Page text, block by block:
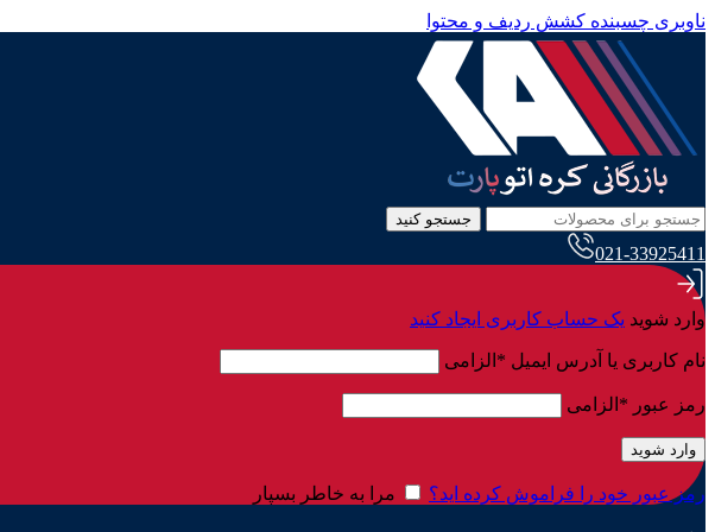
ناوبری چسبنده کشش ردیف و محتوا
جستجو کنید
021-33925411
وارد شوید یک حساب کاربری ایجاد کنید
نام کاربری یا آدرس ایمیل * الزامی
رمز عبور * الزامی
وارد شوید
رمز عبور خود را فراموش کرده اید؟ مرا به خاطر بسپار